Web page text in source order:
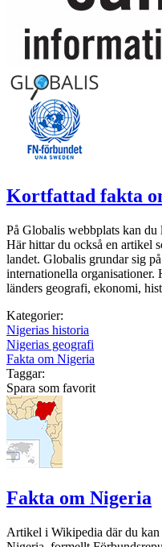
Kortfattad fakta
På Globalis webbplats kan
Här hittar du också en artikel
landet. Globalis grundar sig
internationella organisationer.
länders geografi, ekonomi,
Kategorier:
Nigerias historia
Nigerias geografi
Fakta om Nigeria
Taggar:
Spara som favorit
Fakta om Nigeria
Artikel i Wikipedia där du